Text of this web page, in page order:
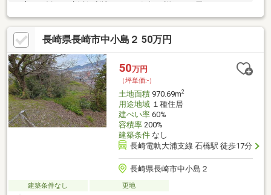
い。
長崎県長崎市中小島２ 50万円
50万円
（坪単価:-）
土地面積970.69m2
用途地域１種住居
建ぺい率60%
容積率200%
建築条件なし
長崎電軌大浦支線 石橋駅 徒歩17分
長崎県長崎市中小島２
建築条件なし 更地